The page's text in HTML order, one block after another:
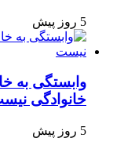
5 روز پیش
وابستگی به
خانوادگی
5 روز پیش